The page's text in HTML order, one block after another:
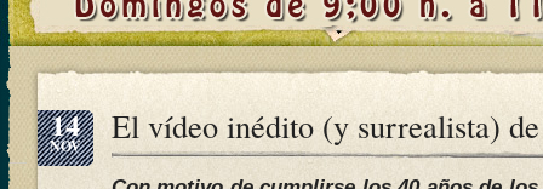
14
NOV El vídeo inédito (y surrealista)